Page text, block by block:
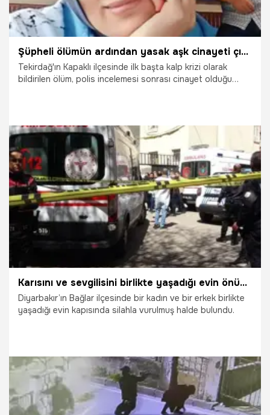
Şüpheli ölümün ardından yasak aşk cinayeti çıktı! Kablo ile boğmuşlar
Tekirdağ'ın Kapaklı ilçesinde ilk başta kalp krizi olarak
bildirilen ölüm, polis incelemesi sonrası cinayet olduğu
26.09.2024 Gündem
Karısını ve sevgilisini birlikte yaşadığı evin önünde vurdu!
Diyarbakır’ın Bağlar ilçesinde bir kadın ve bir erkek birlikte
yaşadığı evin kapısında silahla vurulmuş halde bulundu.
1.04.2024 Gündem